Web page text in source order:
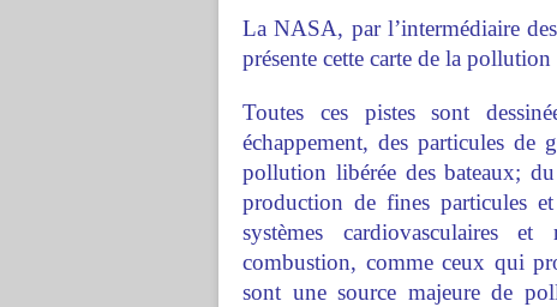
La NASA, par l’intermédiaire
présente cette carte de la
Toutes ces pistes sont
échappement, des particules
pollution libérée des bateaux;
production de fines particules
systèmes cardiovasculaires
combustion, comme ceux qui
sont une source majeure de